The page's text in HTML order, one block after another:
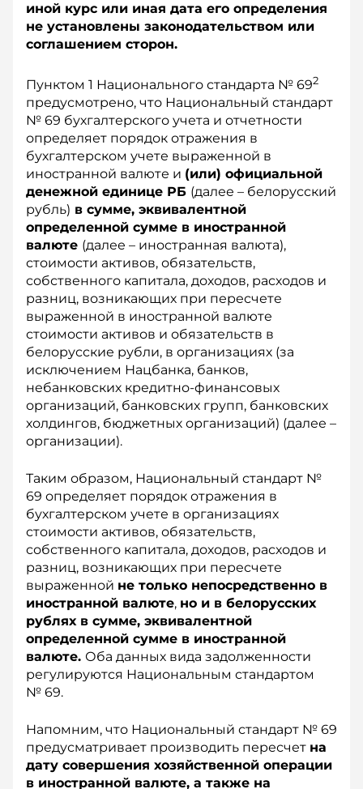
иной курс или иная дата его определения
не установлены законодательством или
соглашением сторон.
Пунктом 1 Национального стандарта № 692
предусмотрено, что Национальный стандарт
№ 69 бухгалтерского учета и отчетности
определяет порядок отражения в
бухгалтерском учете выраженной в
иностранной валюте и (или) официальной
денежной единице РБ (далее – белорусский
рубль) в сумме, эквивалентной
определенной сумме в иностранной
валюте (далее – иностранная валюта),
стоимости активов, обязательств,
собственного капитала, доходов, расходов и
разниц, возникающих при пересчете
выраженной в иностранной валюте
стоимости активов и обязательств в
белорусские рубли, в организациях (за
исключением Нацбанка, банков,
небанковских кредитно-финансовых
организаций, банковских групп, банковских
холдингов, бюджетных организаций) (далее –
организации).
Таким образом, Национальный стандарт №
69 определяет порядок отражения в
бухгалтерском учете в организациях
стоимости активов, обязательств,
собственного капитала, доходов, расходов и
разниц, возникающих при пересчете
выраженной не только непосредственно в
иностранной валюте, но и в белорусских
рублях в сумме, эквивалентной
определенной сумме в иностранной
валюте. Оба данных вида задолженности
регулируются Национальным стандартом
№ 69.
Напомним, что Национальный стандарт № 69
предусматривает производить пересчет на
дату совершения хозяйственной операции
в иностранной валюте, а также на